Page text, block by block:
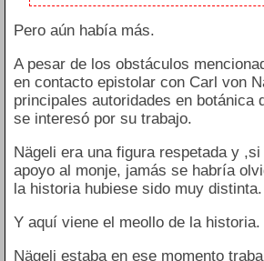
Pero aún había más.
A pesar de los obstáculos
en contacto epistolar con Carl von
principales autoridades en botánica
se interesó por su trabajo.
Nägeli era una figura respetada y
apoyo al monje, jamás se habría
la historia hubiese sido muy distinta.
Y aquí viene el meollo de la historia.
Nägeli estaba en ese momento